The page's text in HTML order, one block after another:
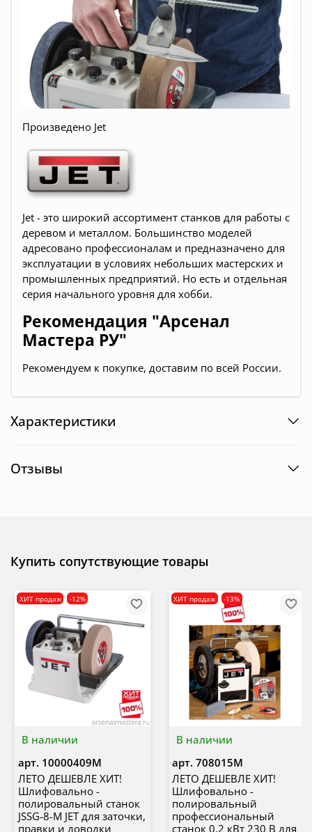
Произведено Jet
Jet - это широкий ассортимент станков для работы с
деревом и металлом. Большинство моделей
адресовано профессионалам и предназначено для
эксплуатации в условиях небольших мастерских и
промышленных предприятий. Но есть и отдельная
серия начального уровня для хобби.
Рекомендация "Арсенал
Мастера РУ"
Pекомендуем к покупке, доставим по всей России.
Характеристики
Отзывы
Купить сопутствующие товары
В наличии
ХИТ продаж -12%
арт. 10000409M
ЛЕТО ДЕШЕВЛЕ ХИТ!
Шлифовально -
полировальный станок
JSSG-8-M JET для заточки,
правки и доводки
В наличии
ХИТ продаж -13%
арт. 708015M
ЛЕТО ДЕШЕВЛЕ ХИТ!
Шлифовально -
полировальный
профессиональный
станок 0,2 кВт 230 В для